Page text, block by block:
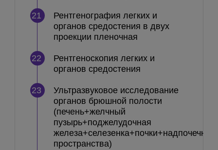
21
Рентгенография легких и
органов средостения в двух
проекции пленочная
22
Рентгеноскопия легких и
органов средостения
23
Ультразвуковое исследование
органов брюшной полости
(печень+желчный
пузырь+поджелудочная
пространства)